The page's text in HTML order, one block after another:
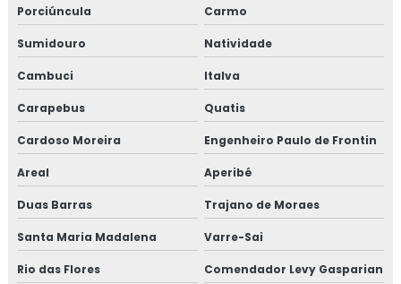
Isolamento térmico alumínio corrugado
Isolamento térmico com lã de vidro
Isolamento térmico container preço
Isolamento térmico de descargas
Isolamento térmico de dutos
Isolamento térmico de dutos preço
Isolamento térmico de dutos valor
Porciúncula Carmo
Sumidouro Natividade
Cambuci Italva
Carapebus Quatis
Cardoso Moreira Engenheiro Paulo de Frontin
Areal Aperibé
Duas Barras Trajano de Moraes
Santa Maria Madalena Varre-Sai
Rio das Flores Comendador Levy Gasparian